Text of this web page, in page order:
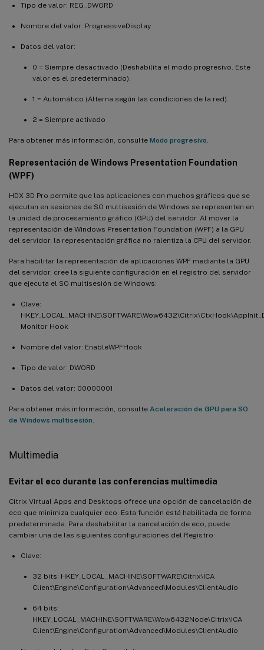
Tipo de valor: REG_DWORD
Nombre del valor: ProgressiveDisplay
Datos del valor:
0 = Siempre desactivado (Deshabilita el modo progresivo. Este
valor es el predeterminado).
1 = Automático (Alterna según las condiciones de la red).
2 = Siempre activado
Para obtener más información, consulte Modo progresivo
Representación de Windows Presentation Foundation
(WPF)
HDX 3D Pro permite que las aplicaciones con muchos gráficos que se
ejecutan en sesiones de SO multisesión de Windows se representen en
la unidad de procesamiento gráfico (GPU) del servidor. Al mover la
representación de Windows Presentation Foundation (WPF) a la GPU
del servidor, la representación gráfica no ralentiza la CPU del servidor.
Para habilitar la representación de aplicaciones WPF mediante la GPU
del servidor, cree la siguiente configuración en el registro del servidor
que ejecuta el SO multisesión de Windows:
Clave:
Monitor Hook
Nombre del valor: EnableWPFHook
Tipo de valor: DWORD
Datos del valor: 00000001
Para obtener más información, consulte Aceleración de GPU para SO
de Windows multisesión
Multimedia
Evitar el eco durante las conferencias multimedia
Citrix Virtual Apps and Desktops ofrece una opción de cancelación de
eco que minimiza cualquier eco. Esta función está habilitada de forma
predeterminada. Para deshabilitar la cancelación de eco, puede
cambiar una de las siguientes configuraciones del Registro:
Clave:
32 bits: HKEY_LOCAL_MACHINE\SOFTWARE\Citrix\ICA
Client\Engine\Configuration\Advanced\Modules\ClientAudio
64 bits:
HKEY_LOCAL_MACHINE\SOFTWARE\Wow6432Node\Citrix\ICA
Client\Engine\Configuration\Advanced\Modules\ClientAudio